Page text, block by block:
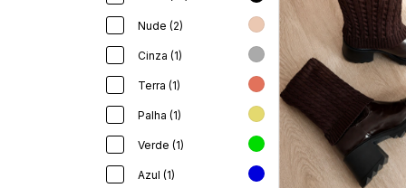
Nude (2)
Cinza (1)
Terra (1)
Palha (1)
Verde (1)
Azul (1)